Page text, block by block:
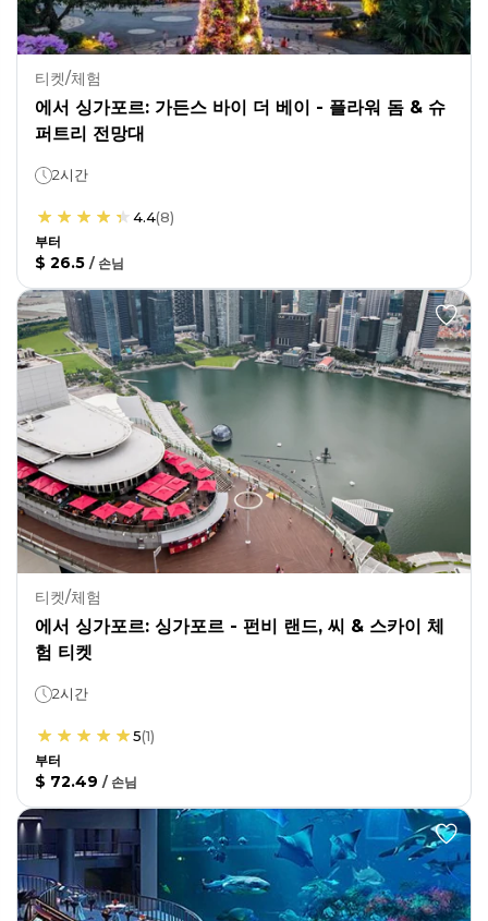
티켓/체험
에서 싱가포르: 가든스 바이 더 베이 - 플라워 돔 & 슈
퍼트리 전망대
2시간
4.4(8)
부터
$ 26.5 / 손님
티켓/체험
에서 싱가포르: 싱가포르 - 펀비 랜드, 씨 & 스카이 체
험 티켓
2시간
5(1)
부터
$ 72.49 / 손님